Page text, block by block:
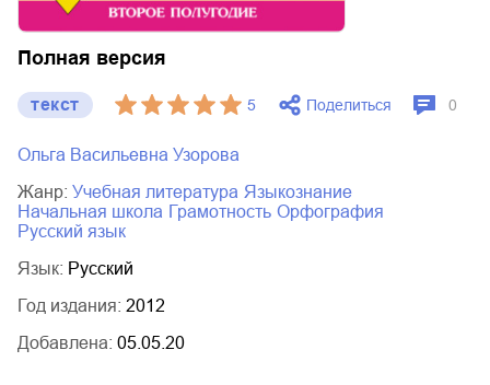
Полная версия
текст 5 Поделиться 0
Ольга Васильевна Узорова
Жанр:
учебная литература
языкознание
начальная школа
грамотность
орфография
русский язык
Язык: Русский
Год издания: 2012
Добавлена: 05.05.20